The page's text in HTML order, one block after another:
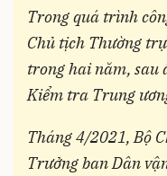
Trong quá trình
Chủ tịch Thường
trong hai năm, sau
Kiểm tra Trung
Tháng 4/2021, Bộ
Trưởng ban Dân